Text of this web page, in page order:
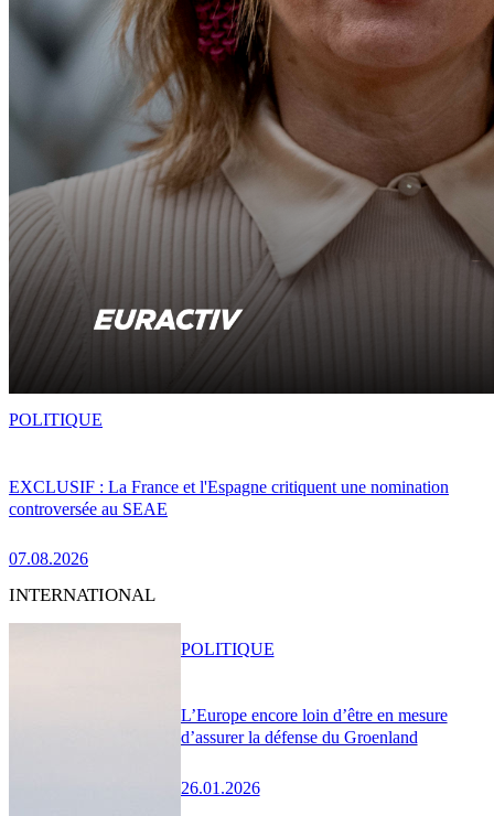
EXCLUSIF : La France et l'Espagne critiquent une nomination
controversée au SEAE
07.08.2026
POLITIQUE
INTERNATIONAL
L’Europe encore loin d’être en mesure
d’assurer la défense du Groenland
26.01.2026
POLITIQUE